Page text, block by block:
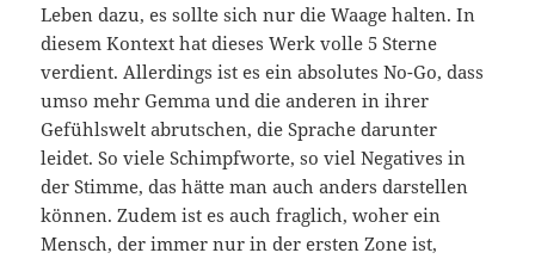
Leben dazu, es sollte sich nur die Waage halten. In
diesem Kontext hat dieses Werk volle 5 Sterne
verdient. Allerdings ist es ein absolutes No-Go, dass
umso mehr Gemma und die anderen in ihrer
Gefühlswelt abrutschen, die Sprache darunter
leidet. So viele Schimpfworte, so viel Negatives in
der Stimme, das hätte man auch anders darstellen
können. Zudem ist es auch fraglich, woher ein
Mensch, der immer nur in der ersten Zone ist,